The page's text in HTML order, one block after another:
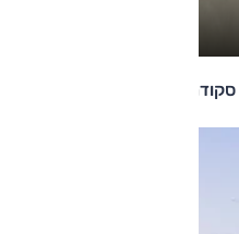
סקודה אוקטביה - מבחן השוואתי